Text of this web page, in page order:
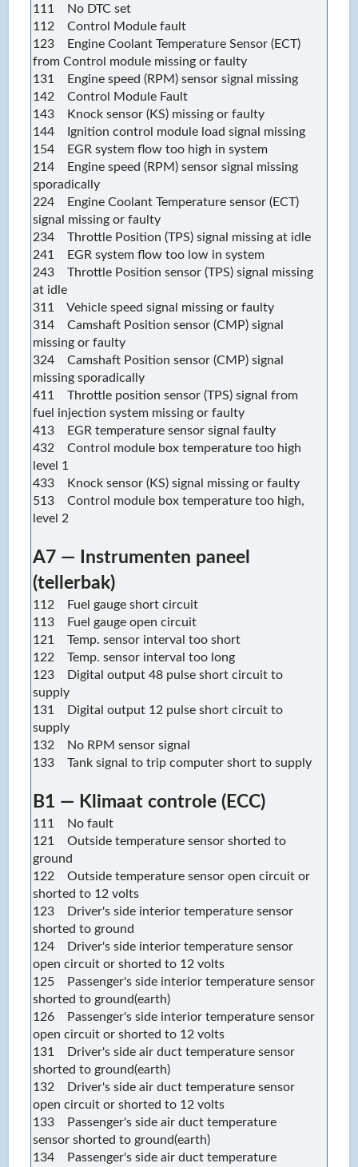
111 No DTC set
112 Control Module fault
123 Engine Coolant Temperature Sensor (ECT)
from Control module missing or faulty
131 Engine speed (RPM) sensor signal missing
142 Control Module Fault
143 Knock sensor (KS) missing or faulty
144 Ignition control module load signal missing
154 EGR system flow too high in system
214 Engine speed (RPM) sensor signal missing
sporadically
224 Engine Coolant Temperature sensor (ECT)
signal missing or faulty
234 Throttle Position (TPS) signal missing at idle
241 EGR system flow too low in system
243 Throttle Position sensor (TPS) signal missing
at idle
311 Vehicle speed signal missing or faulty
314 Camshaft Position sensor (CMP) signal
missing or faulty
324 Camshaft Position sensor (CMP) signal
missing sporadically
411 Throttle position sensor (TPS) signal from
fuel injection system missing or faulty
413 EGR temperature sensor signal faulty
432 Control module box temperature too high
level 1
433 Knock sensor (KS) signal missing or faulty
513 Control module box temperature too high,
level 2
A7 — Instrumenten paneel
(tellerbak)
112 Fuel gauge short circuit
113 Fuel gauge open circuit
121 Temp. sensor interval too short
122 Temp. sensor interval too long
123 Digital output 48 pulse short circuit to
supply
131 Digital output 12 pulse short circuit to
supply
132 No RPM sensor signal
133 Tank signal to trip computer short to supply
B1 — Klimaat controle (ECC)
111 No fault
121 Outside temperature sensor shorted to
ground
122 Outside temperature sensor open circuit or
shorted to 12 volts
123 Driver's side interior temperature sensor
shorted to ground
124 Driver's side interior temperature sensor
open circuit or shorted to 12 volts
125 Passenger's side interior temperature sensor
shorted to ground(earth)
126 Passenger's side interior temperature sensor
open circuit or shorted to 12 volts
131 Driver's side air duct temperature sensor
shorted to ground(earth)
132 Driver's side air duct temperature sensor
open circuit or shorted to 12 volts
133 Passenger's side air duct temperature
sensor shorted to ground(earth)
134 Passenger's side air duct temperature